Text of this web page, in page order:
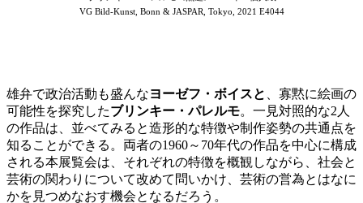
VG Bild-Kunst, Bonn & JASPAR, Tokyo, 2021 E4044
雄弁で政治活動も盛んなヨーゼフ・ボイスと
、寡黙に絵画の
可能性を探究したブリンキー・パレルモ。一見対照的な2人
の作品は、並べてみると造形的な特徴や制作姿勢の共通点を
知ることができる。両者の1960～ 70年代の作品を中心に構成
される本展覧会は、それぞれの特徴を概観しながら、社会と
芸術の関わりについて改めて問いかけ、芸術の営為とはなに
かを見つめなおす機会となるだろう。